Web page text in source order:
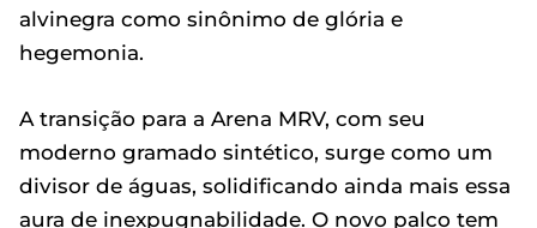
alvinegra como sinônimo de glória e
hegemonia.
A transição para a Arena MRV, com seu
moderno gramado sintético, surge como um
divisor de águas, solidificando ainda mais essa
aura de inexpugnabilidade. O novo palco tem